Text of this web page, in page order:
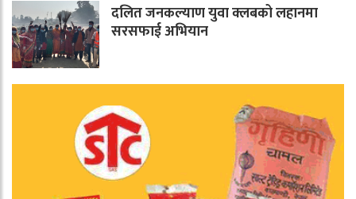
दलित जनकल्याण युवा क्लबको लहानमा
सरसफाई अभियान